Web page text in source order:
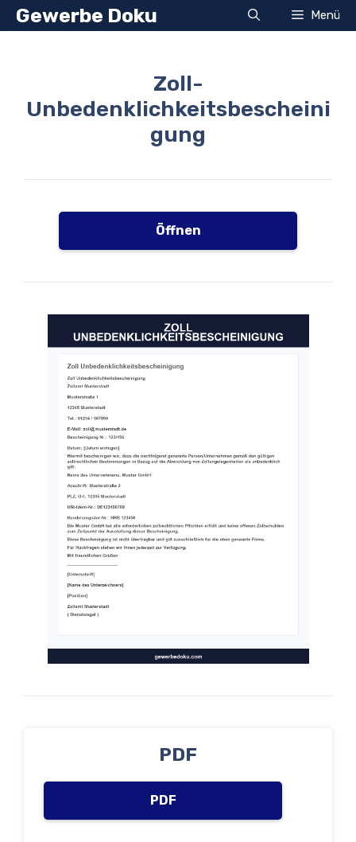
Zum
InhaltGewerbe Doku Menü
Zoll-
Unbedenklichkeitsbescheini
gung
Öffnen
PDF
PDF